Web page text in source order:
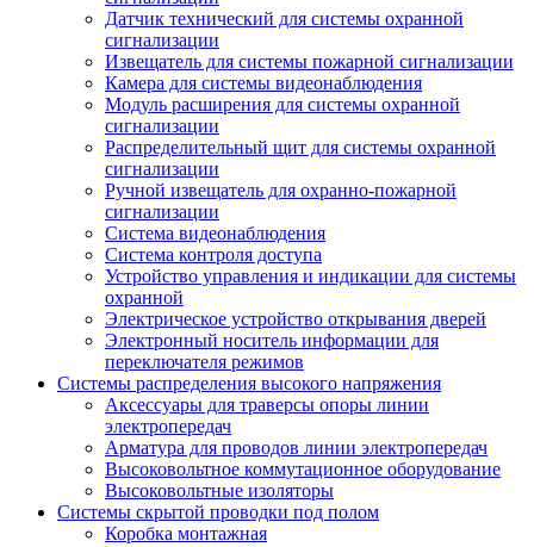
Датчик технический для системы охранной
сигнализации
Извещатель для системы пожарной сигнализации
Камера для системы видеонаблюдения
Модуль расширения для системы охранной
сигнализации
Распределительный щит для системы охранной
сигнализации
Ручной извещатель для охранно-пожарной
сигнализации
Система видеонаблюдения
Система контроля доступа
Устройство управления и индикации для системы
охранной
Электрическое устройство открывания дверей
Электронный носитель информации для
переключателя режимов
Системы распределения высокого напряжения
Аксессуары для траверсы опоры линии
электропередач
Арматура для проводов линии электропередач
Высоковольтное коммутационное оборудование
Высоковольтные изоляторы
Системы скрытой проводки под полом
Коробка монтажная